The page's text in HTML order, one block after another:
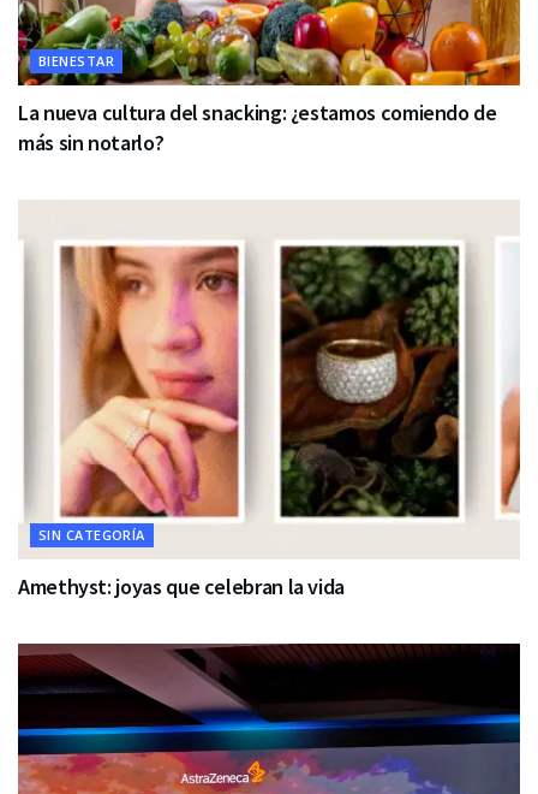
BIENESTAR
La nueva cultura del snacking: ¿estamos comiendo de
más sin notarlo?
SIN CATEGORÍA
Amethyst: joyas que celebran la vida